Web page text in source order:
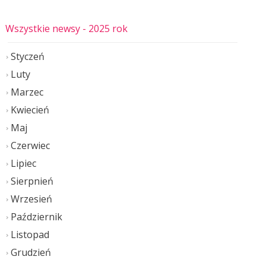
Wszystkie newsy - 2025 rok
Styczeń
Luty
Marzec
Kwiecień
Maj
Czerwiec
Lipiec
Sierpnień
Wrzesień
Październik
Listopad
Grudzień